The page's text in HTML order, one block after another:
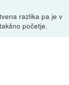
razlika pa je v
početje.